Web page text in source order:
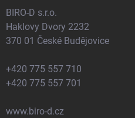
BIRO-D s.r.o.
Haklovy Dvory 2232
370 01 České Budějovice
+420 775 557 710
+420 775 557 701
www.biro-d.cz